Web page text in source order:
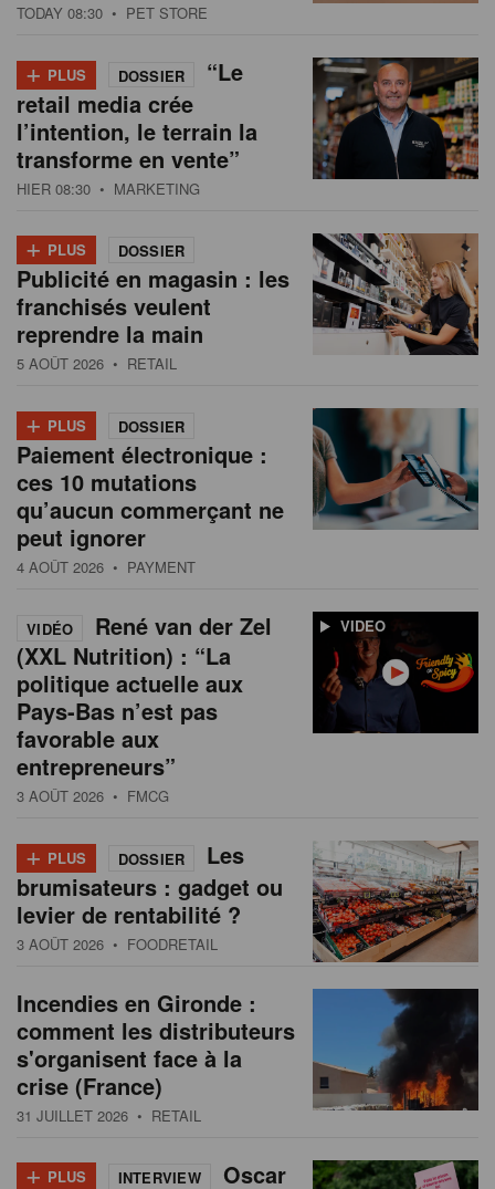
TODAY 08:30 • PET STORE
+ PLUS DOSSIER
“Le
retail media crée
l’intention, le terrain la
transforme en vente”
HIER 08:30 • MARKETING
+ PLUS DOSSIER
Publicité en magasin : les
franchisés veulent
reprendre la main
5 AOÛT 2026 • RETAIL
+ PLUS DOSSIER
Paiement électronique :
ces 10 mutations
qu’aucun commerçant ne
peut ignorer
4 AOÛT 2026 • PAYMENT
VIDEO
VIDÉO
René van der Zel
(XXL Nutrition) : “La
politique actuelle aux
Pays-Bas n’est pas
favorable aux
entrepreneurs”
3 AOÛT 2026 • FMCG
+ PLUS DOSSIER
Les
brumisateurs : gadget ou
levier de rentabilité ?
3 AOÛT 2026 • FOODRETAIL
Incendies en Gironde :
comment les distributeurs
s'organisent face à la
crise (France)
31 JUILLET 2026 • RETAIL
+ PLUS INTERVIEW Oscar